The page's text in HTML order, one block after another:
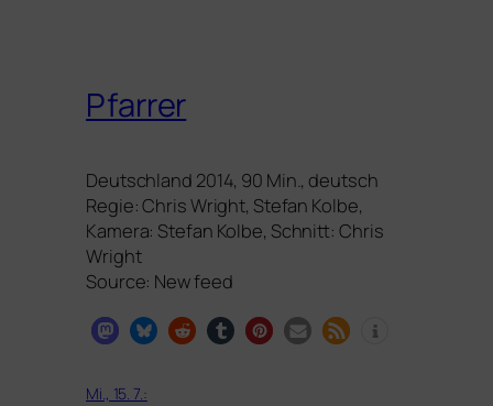
Pfarrer
Deutschland 2014, 90 Min., deutsch
Regie: Chris Wright, Stefan Kolbe,
Kamera: Stefan Kolbe, Schnitt: Chris
Wright
Source: New feed
Mi., 15. 7.: